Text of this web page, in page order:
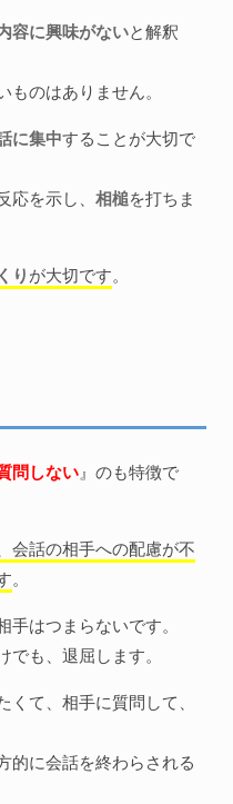
容に興味がないと解釈
のはありません。
に集中することが大切で
を示し、 相槌を打ちま
り が大切です。
問しない 』のも特徴で
会話の相手への配慮が不
。
はつまらないです。
も、退屈します。
て、相手に質問して、
的に会話を終わらされる